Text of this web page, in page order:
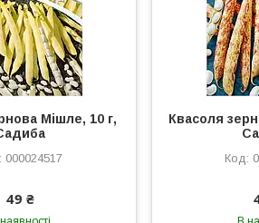
Мішле, 10 г,
000024517
49 ₴
Квасоля